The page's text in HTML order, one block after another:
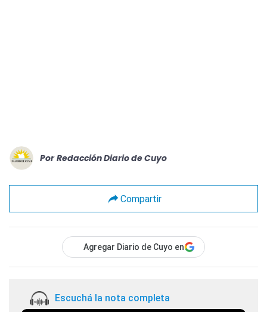
Por Redacción Diario de Cuyo
Compartir
Agregar Diario de Cuyo en
Escuchá la nota completa